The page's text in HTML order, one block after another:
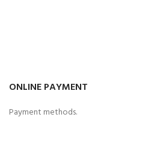
ONLINE PAYMENT
Payment methods.